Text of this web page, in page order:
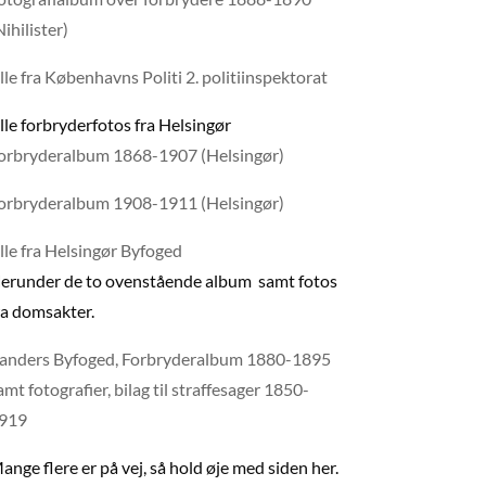
fra Københavns Politi 2. politiinspektorat
forbryderfotos fra Helsingør
1868-1907 (Helsingør)
1908-1911 (Helsingør)
fra Helsingør Byfoged
de to ovenstående album samt fotos
domsakter.
Byfoged, Forbryderalbum 1880-1895
fotografier, bilag til straffesager 1850-
flere er på vej, så hold øje med siden her.